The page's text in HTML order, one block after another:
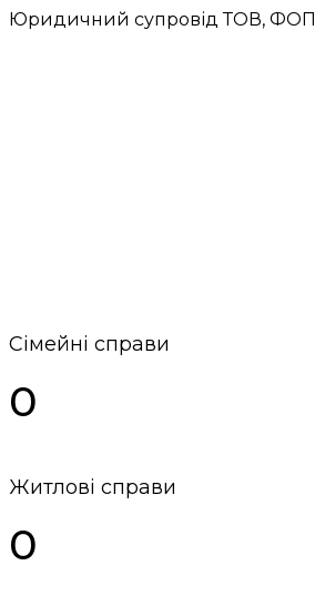
Юридичний супровід ТОВ, ФОП
Сімейні справи
0
Житлові справи
0